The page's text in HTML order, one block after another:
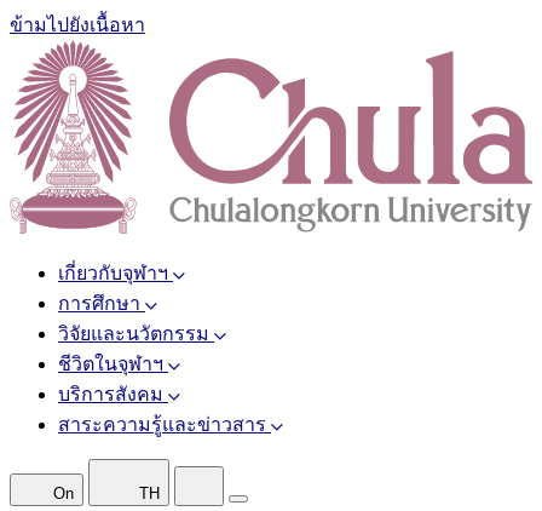
ข้ามไปยังเนื้อหา
เกี่ยวกับจุฬาฯ
การศึกษา
วิจัยและนวัตกรรม
ชีวิตในจุฬาฯ
บริการสังคม
สาระความรู้และข่าวสาร
On TH